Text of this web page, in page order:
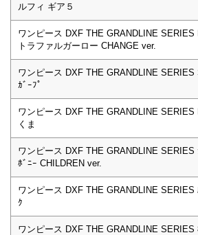
ルフィ ギア５
ワンピース DXF THE GRANDLINE SERIES
トラファルガーロー CHANGE ver.
ワンピース DXF THE GRANDLINE SERIES
ｶﾞｰﾌﾟ
ワンピース DXF THE GRANDLINE SERIES
くま
ワンピース DXF THE GRANDLINE SERIES
ﾎﾞﾆｰ CHILDREN ver.
ワンピース DXF THE GRANDLINE SERIES
ｸ
ワンピース DXF THE GRANDLINE SERIES